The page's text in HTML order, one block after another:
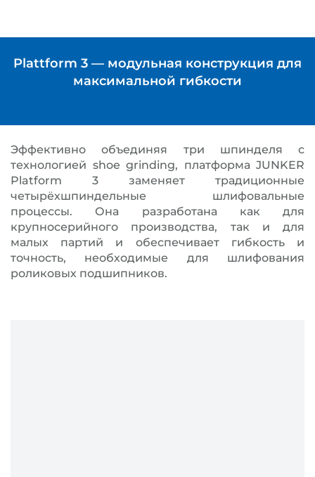
Plattform 3 — модульная конструкция для
максимальной гибкости
Эффективно объединяя три шпинделя с
технологией shoe grinding, платформа JUNKER
Platform 3 заменяет традиционные
четырёхшпиндельные шлифовальные
процессы. Она разработана как для
крупносерийного производства, так и для
малых партий и обеспечивает гибкость и
точность, необходимые для шлифования
роликовых подшипников.